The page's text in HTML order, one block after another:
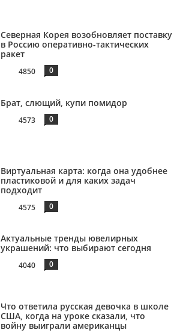
Северная Корея возобновляет поставку
в Россию оперативно-тактических
ракет
4850 0
Брат, слющий, купи помидор
4573 0
Виртуальная карта: когда она удобнее
пластиковой и для каких задач
подходит
4575 0
Актуальные тренды ювелирных
украшений: что выбирают сегодня
4040 0
Что ответила русская девочка в школе
США, когда на уроке сказали, что
войну выиграли американцы